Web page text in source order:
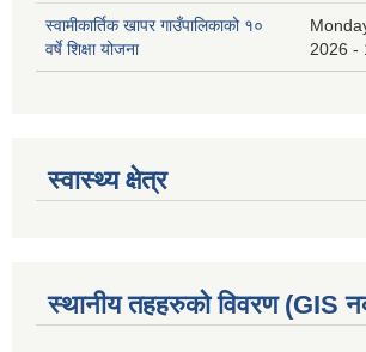
स्वामीकार्तिक खापर गाउँपालिकाको १०
वर्षे शिक्षा योजना
2026 -
स्वास्थ्य क्षेत्र
स्थानीय तहहरुको विवरण (GIS